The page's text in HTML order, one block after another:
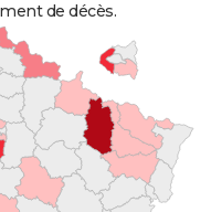
de décès.